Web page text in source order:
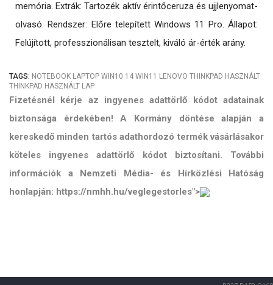
memória. Extrák: Tartozék aktív érintőceruza és ujjlenyomat-
olvasó. Rendszer: Előre telepített Windows 11 Pro. Állapot:
Felújított, professzionálisan tesztelt, kiváló ár-érték arány.
TAGS: NOTEBOOK LAPTOP WIN10 14 WIN11 LENOVO THINKPAD HASZNÁLT
THINKPAD HASZNÁLT LAP
Fizetésnél kérje az ingyenes adattörlő kódot adatainak
biztonsága érdekében! A Kormány döntése alapján a
kereskedő minden tartós adathordozó termék vásárlásakor
köteles ingyenes adattörlő kódot biztosítani. További
információk a Nemzeti Média- és Hírközlési Hatóság
honlapján: https://nmhh.hu/veglegestorles">